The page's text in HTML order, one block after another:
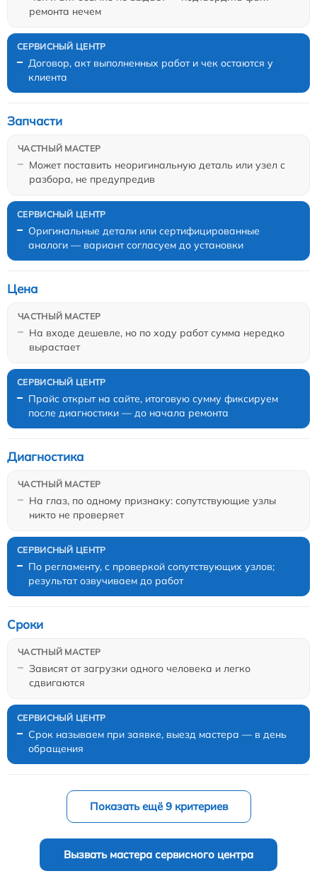
ремонта нечем
Договор, акт выполненных работ и чек остаются у
клиента
Может поставить неоригинальную деталь или узел с
разбора, не предупредив
Запчасти
Оригинальные детали или сертифицированные
аналоги — вариант согласуем до установки
На входе дешевле, но по ходу работ сумма нередко
вырастает
Цена
Прайс открыт на сайте, итоговую сумму фиксируем
после диагностики — до начала ремонта
На глаз, по одному признаку: сопутствующие узлы
никто не проверяет
Диагностика
По регламенту, с проверкой сопутствующих узлов;
результат озвучиваем до работ
Зависят от загрузки одного человека и легко
сдвигаются
Сроки
Срок называем при заявке, выезд мастера — в день
обращения
Показать ещё 9 критериев
Вызвать мастера сервисного центра